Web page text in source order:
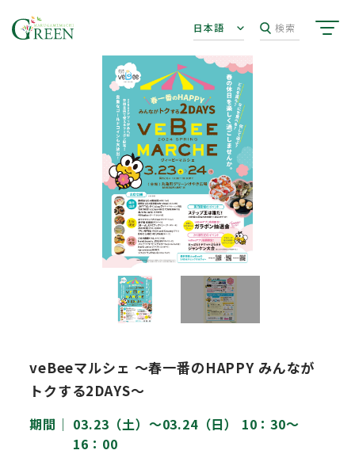
日本語 検索
veBeeマルシェ 〜春一番のHAPPY みんなが
トクする2DAYS〜
期間｜ 03.23（土）〜03.24（日） 10：30～
16：00